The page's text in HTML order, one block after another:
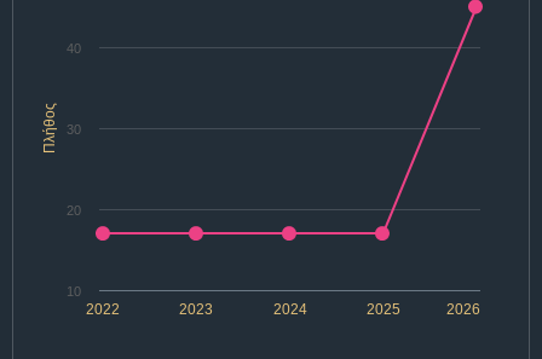
Πλήθος
2022 2024 2026
2023 2025
20
30
40
10